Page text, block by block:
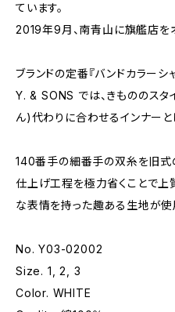
ています。
2019年9月、南青山に旗艦店を
ブランドの定番『バンドカラーシャ
Y. & SONS では、きもののスタ
ん)代わりに合わせるインナーと
140番手の細番手の双糸を旧式
仕上げ工程を極力省くことで上
な表情を持った趣ある生地が使
No. Y03-02002
Size. 1, 2, 3
Color. WHITE